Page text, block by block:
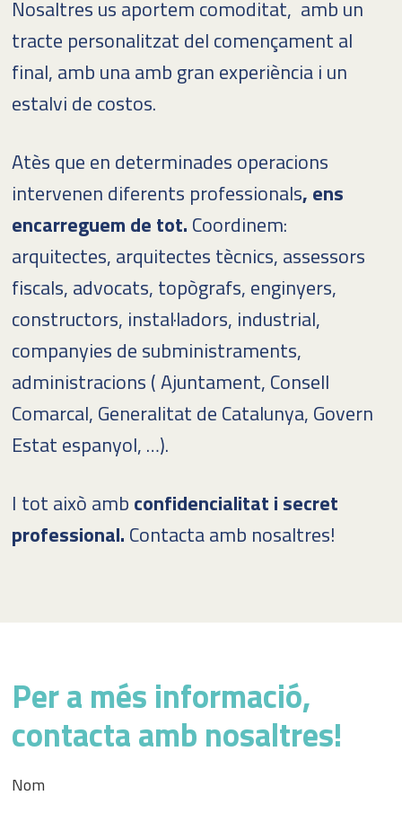
Nosaltres us aportem comoditat, amb un
tracte personalitzat del començament al
final, amb una amb gran experiència i un
estalvi de costos.
Atès que en determinades operacions
intervenen diferents professionals, ens
encarreguem de tot. Coordinem:
arquitectes, arquitectes tècnics, assessors
fiscals, advocats, topògrafs, enginyers,
constructors, instal·ladors, industrial,
companyies de subministraments,
administracions ( Ajuntament, Consell
Comarcal, Generalitat de Catalunya, Govern
Estat espanyol, …).
I tot això amb confidencialitat i secret
professional. Contacta amb nosaltres!
Per a més informació,
contacta amb nosaltres!
Nom